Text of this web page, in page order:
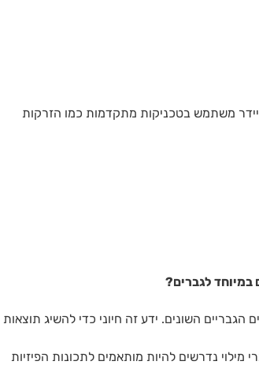
משתמש בטכניקות מתקדמות כמו הזרקות
במיוחד לגברים?
הגבריים השונים. ידע זה חיוני כדי להשיג תוצאות
נדרשים להיות מותאמים לתכונות הפיזיות